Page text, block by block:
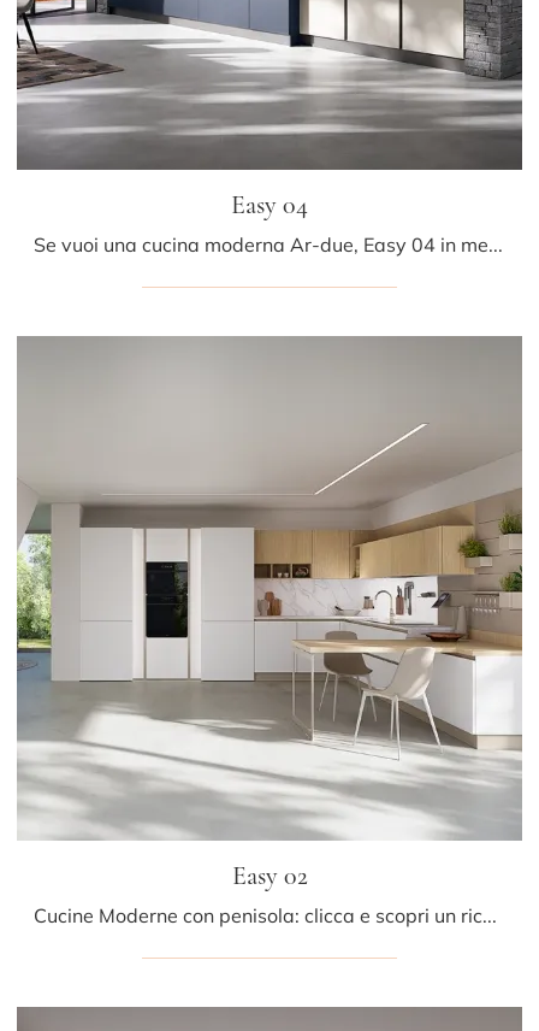
Easy 04
Se vuoi una cucina moderna Ar-due, Easy 04 in melaminico ti aspetta nel nostro negozio di Cucine Moderne in linea.
Easy 02
Cucine Moderne con penisola: clicca e scopri un ricco catalogo di soluzioni dell'azienda Ar-due, tra cui il modello Easy 02.